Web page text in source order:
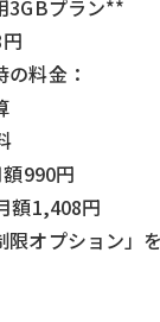
3GBプラン**
の料金：
990円
額1,408円
限オプション」